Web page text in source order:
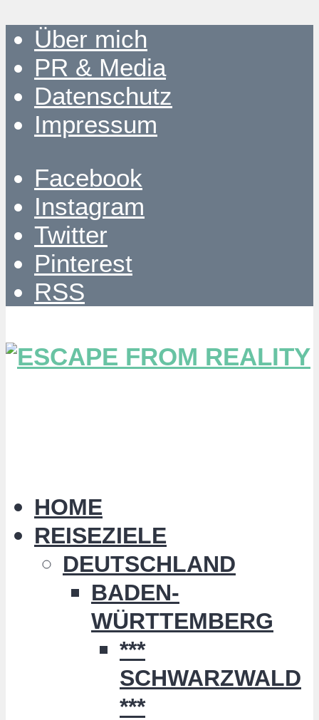
Über mich
PR & Media
Datenschutz
Impressum
Facebook
Instagram
Twitter
Pinterest
RSS
HOME
REISEZIELE
DEUTSCHLAND
BADEN-
WÜRTTEMBERG
***
SCHWARZWALD
***